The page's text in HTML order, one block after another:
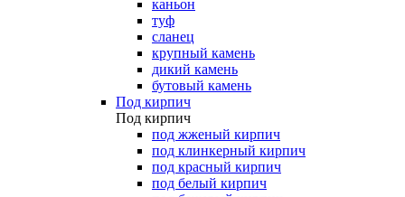
каньон
туф
сланец
крупный камень
дикий камень
бутовый камень
Под кирпич
Под кирпич
под жженый кирпич
под клинкерный кирпич
под красный кирпич
под белый кирпич